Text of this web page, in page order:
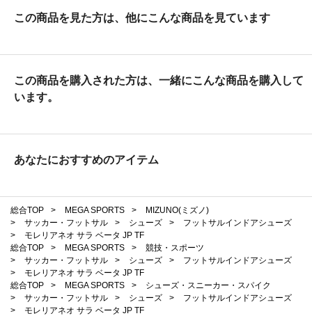
この商品を見た方は、他にこんな商品を見ています
この商品を購入された方は、一緒にこんな商品を購入して
います。
あなたにおすすめのアイテム
総合TOP > MEGA SPORTS >
MIZUNO(ミズノ)
>
サッカー・フットサル > シューズ >
フットサルインドアシューズ
>
モレリアネオ サラ ベータ JP TF
総合TOP
> MEGA SPORTS >
競技・スポーツ
>
サッカー・フットサル > シューズ >
フットサルインドアシューズ
>
モレリアネオ サラ ベータ JP TF
総合TOP
> MEGA SPORTS >
シューズ・スニーカー・スパイク
>
サッカー・フットサル > シューズ >
フットサルインドアシューズ
>
モレリアネオ サラ ベータ JP TF